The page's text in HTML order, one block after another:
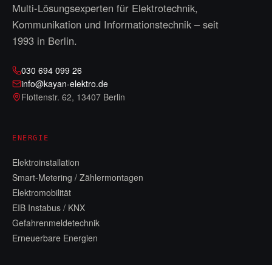
Multi-Lösungsexperten für Elektrotechnik,
Kommunikation und Informationstechnik – seit
1993 in Berlin.
030 694 099 26
info@kayan-elektro.de
Flottenstr. 62, 13407 Berlin
ENERGIE
Elektroinstallation
Smart-Metering / Zählermontagen
Elektromobilität
EIB Instabus / KNX
Gefahrenmeldetechnik
Erneuerbare Energien